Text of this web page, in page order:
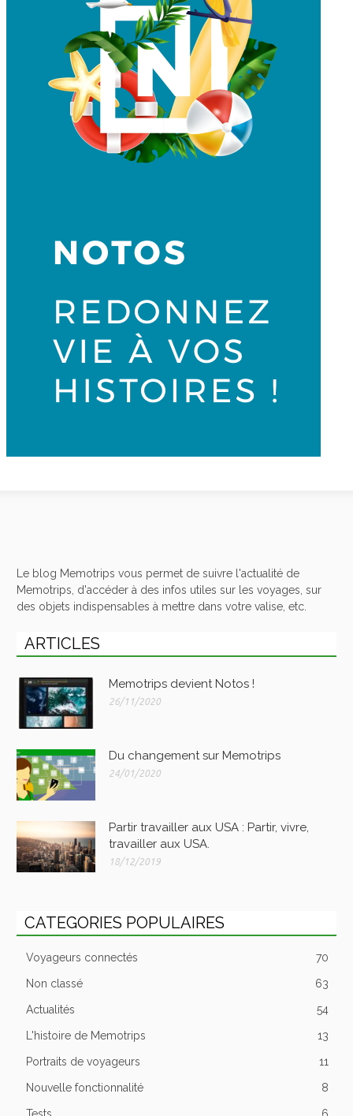
Le blog Memotrips vous permet de suivre l'actualité de
Memotrips, d'accéder à des infos utiles sur les voyages, sur
des objets indispensables à mettre dans votre valise, etc.
ARTICLES
Memotrips devient Notos !
26/11/2020
Du changement sur Memotrips
24/01/2020
Partir travailler aux USA : Partir, vivre,
travailler aux USA.
18/12/2019
CATEGORIES POPULAIRES
Voyageurs connectés 70
Non classé 63
Actualités 54
L'histoire de Memotrips 13
Portraits de voyageurs 11
Nouvelle fonctionnalité 8
Tests 6